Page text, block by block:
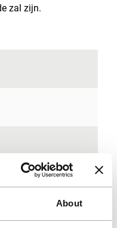
About
zal zijn.